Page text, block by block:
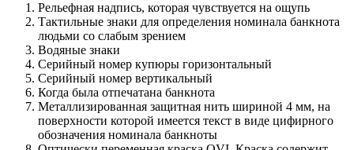
Рельефная надпись, которая чувствуется на ощупь
Тактильные знаки для определения номинала банкнота
людьми со слабым зрением
Водяные знаки
Серийный номер купюры горизонтальный
Серийный номер вертикальный
Когда была отпечатана банкнота
Металлизированная защитная нить шириной 4 мм, на
поверхности которой имеется текст в виде цифирного
обозначения номинала банкноты